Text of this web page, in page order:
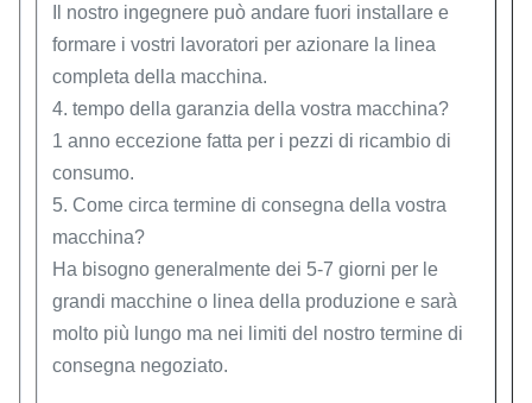
Il nostro ingegnere può andare fuori installare e
formare i vostri lavoratori per azionare la linea
completa della macchina.
4. tempo della garanzia della vostra macchina?
1 anno eccezione fatta per i pezzi di ricambio di
consumo.
5. Come circa termine di consegna della vostra
macchina?
Ha bisogno generalmente dei 5-7 giorni per le
grandi macchine o linea della produzione e sarà
molto più lungo ma nei limiti del nostro termine di
consegna negoziato.